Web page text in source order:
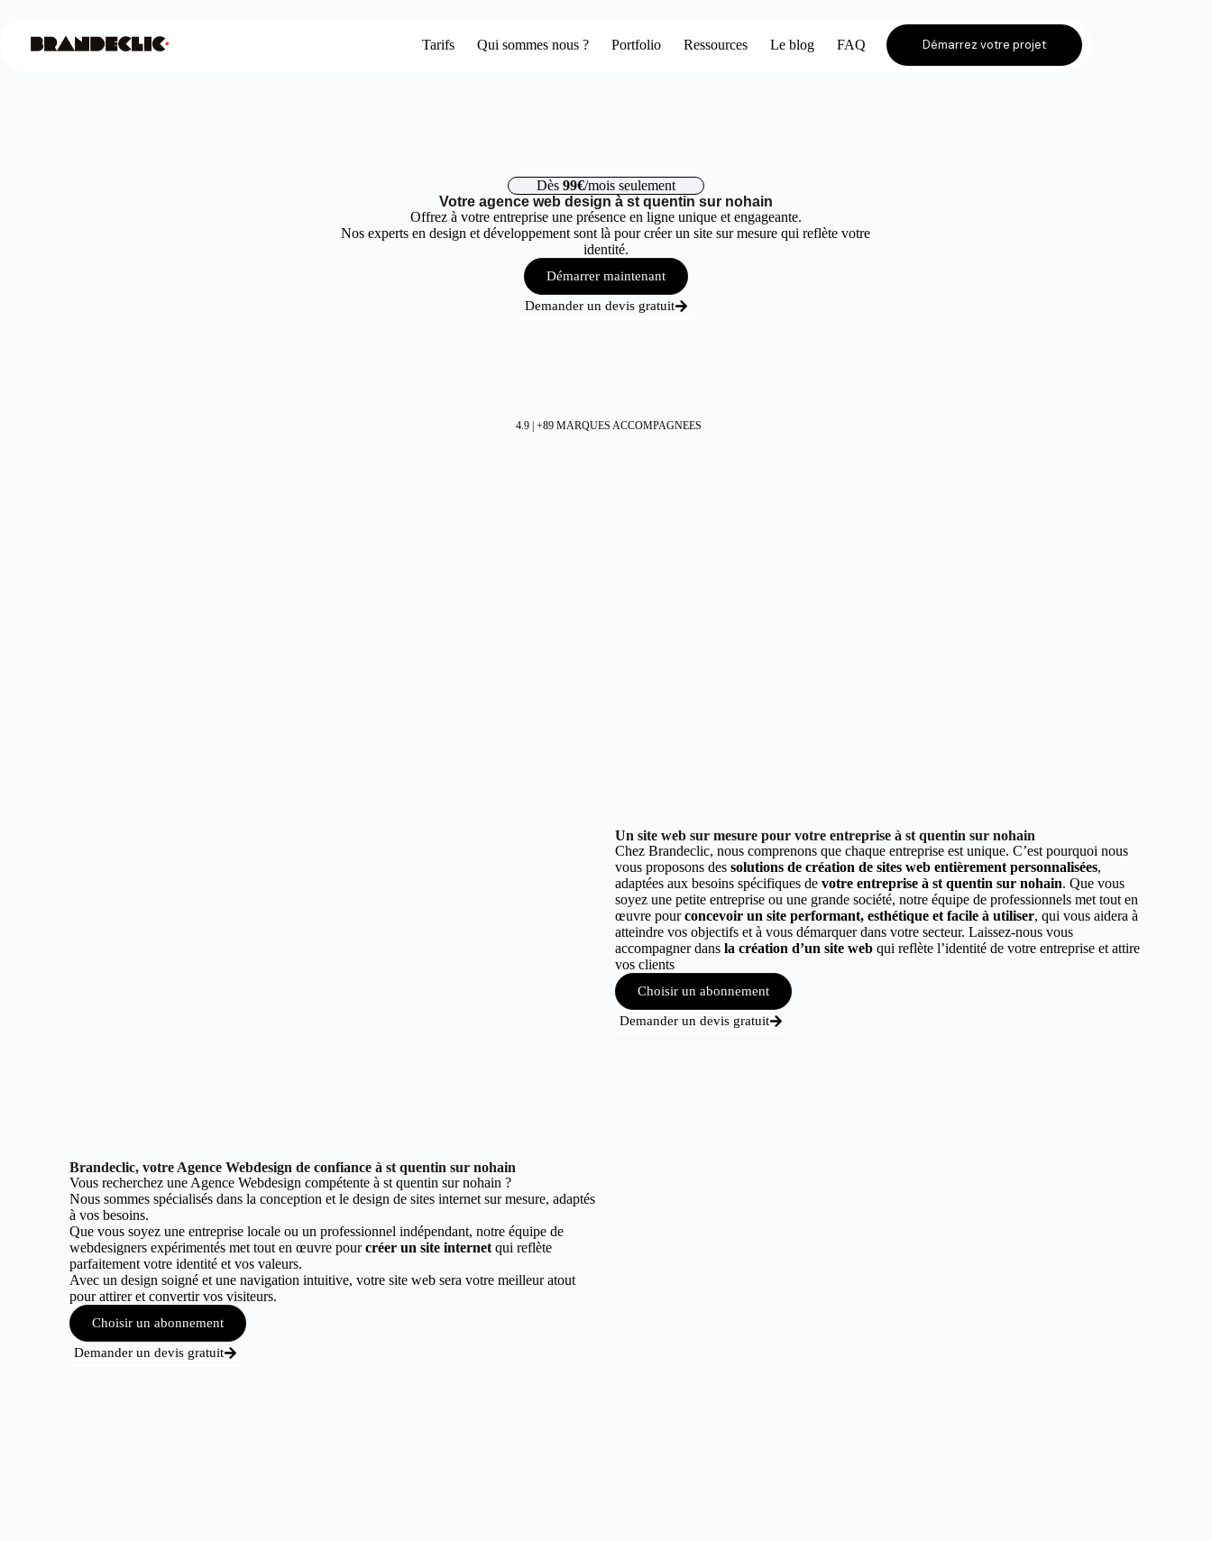
Tarifs Qui sommes nous ? Portfolio Ressources Le blog FAQ Démarrez votre projet
Dès 99€/mois seulement
Votre agence web design à st quentin sur nohain
Offrez à votre entreprise une présence en ligne unique et engageante.
Nos experts en design et développement sont là pour créer un site sur mesure qui reflète votre
identité.
Démarrer maintenant
Demander un devis gratuit
4.9 | +89 MARQUES ACCOMPAGNEES
Un site web sur mesure pour votre entreprise à st quentin sur nohain
Chez Brandeclic, nous comprenons que chaque entreprise est unique. C’est pourquoi nous
vous proposons des solutions de création de sites web entièrement personnalisées,
adaptées aux besoins spécifiques de votre entreprise à st quentin sur nohain. Que vous
soyez une petite entreprise ou une grande société, notre équipe de professionnels met tout en
œuvre pourconcevoir un site performant, esthétique et facile à utiliser, qui vous aidera à
atteindre vos objectifs et à vous démarquer dans votre secteur. Laissez-nous vous
accompagner dans la création d’un site web qui reflète l’identité de votre entreprise et attire
vos clients
Choisir un abonnement
Demander un devis gratuit
Brandeclic, votre Agence Webdesign de confiance à st quentin sur nohain
Vous recherchez une Agence Webdesign compétente à st quentin sur nohain ?
Nous sommes spécialisés dans la conception et le design de sites internet sur mesure, adaptés
à vos besoins.
Que vous soyez une entreprise locale ou un professionnel indépendant, notre équipe de
webdesigners expérimentés met tout en œuvre pourcréer un site internetqui reflète
parfaitement votre identité et vos valeurs.
Avec un design soigné et une navigation intuitive, votre site web sera votre meilleur atout
pour attirer et convertir vos visiteurs.
Choisir un abonnement
Demander un devis gratuit